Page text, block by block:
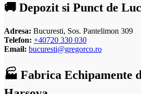
🚚 Depozit si Punct de
Adresa: Bucuresti, Sos. Pantelimon 309
Telefon: +40720 330 030
Email: bucuresti@gregorco.ro
🏭 Fabrica Echipamente